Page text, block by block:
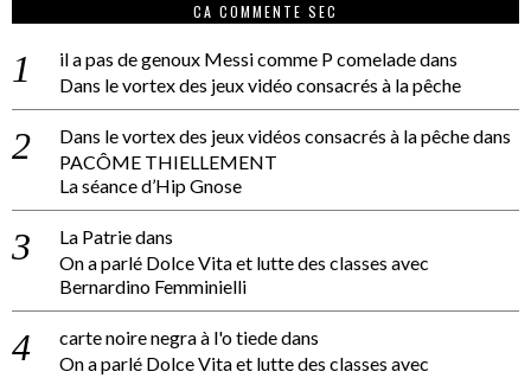
CA COMMENTE SEC
il a pas de genoux Messi comme P comeladedans
Dans le vortex des jeux vidéo consacrés à la pêche
Dans le vortex des jeux vidéos consacrés à la pêchedans
PACÔME THIELLEMENT
La séance d’Hip Gnose
La Patriedans
On a parlé Dolce Vita et lutte des classes avec
Bernardino Femminielli
carte noire negra à l'o tiededans
On a parlé Dolce Vita et lutte des classes avec